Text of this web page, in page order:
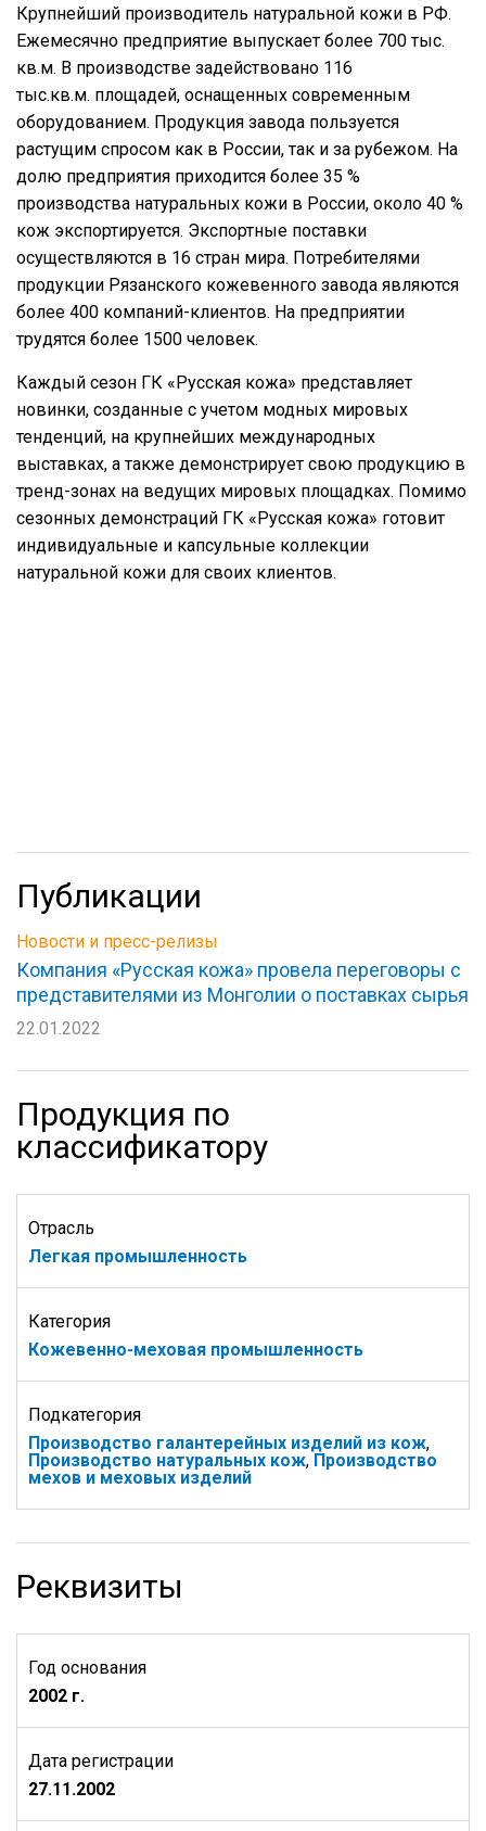
Крупнейший производитель натуральной кожи в РФ.
Ежемесячно предприятие выпускает более 700 тыс.
кв.м. В производстве задействовано 116
тыс.кв.м. площадей, оснащенных современным
оборудованием. Продукция завода пользуется
растущим спросом как в России, так и за рубежом. На
долю предприятия приходится более 35 %
производства натуральных кожи в России, около 40 %
кож экспортируется. Экспортные поставки
осуществляются в 16 стран мира. Потребителями
продукции Рязанского кожевенного завода являются
более 400 компаний-клиентов. На предприятии
трудятся более 1500 человек.
Каждый сезон ГК «Русская кожа» представляет
новинки, созданные с учетом модных мировых
тенденций, на крупнейших международных
выставках, а также демонстрирует свою продукцию в
тренд-зонах на ведущих мировых площадках. Помимо
сезонных демонстраций ГК «Русская кожа» готовит
индивидуальные и капсульные коллекции
натуральной кожи для своих клиентов.
Публикации
Новости и пресс-релизы
Компания «Русская кожа» провела переговоры с
представителями из Монголии о поставках сырья
22.01.2022
Продукция по
классификатору
Отрасль
Легкая промышленность
Категория
Кожевенно-меховая промышленность
Подкатегория
Производство галантерейных изделий из кож,
Производство натуральных кож, Производство
мехов и меховых изделий
Реквизиты
Год основания
2002 г.
Дата регистрации
27.11.2002